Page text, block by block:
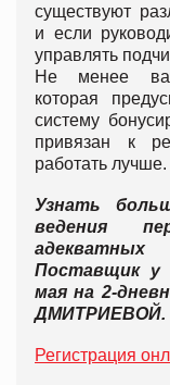
существуют
и если
управлять
Не менее
которая
систему
привязан к
работать лучше.
Узнать
ведения
Поставщик у
мая на 2-
ДМИТРИЕВОЙ.
Регистрация